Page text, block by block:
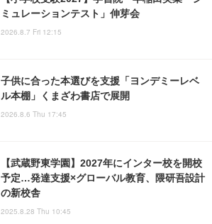
ミュレーションテスト」伸芽会
2026.8.7 Fri 12:15
子供に合った本選びを支援「ヨンデミーレベ
ル本棚」くまざわ書店で展開
2026.8.6 Thu 17:45
【武蔵野東学園】2027年にインター校を開校
予定…発達支援×グローバル教育、隈研吾設計
の新校舎
2025.8.28 Thu 10:45